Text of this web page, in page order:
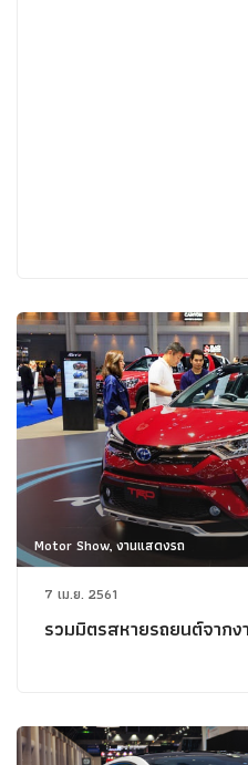
Motor Show, งานแสดงรถ
7 เม.ย. 2561
รวมมิตรสหายรถยนต์จาก